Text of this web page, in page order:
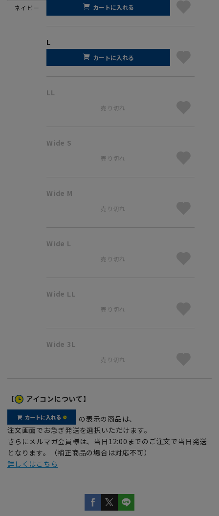
ネイビー カートに入れる
L
カートに入れる
LL
売り切れ
Wide S
売り切れ
Wide M
売り切れ
Wide L
売り切れ
Wide LL
売り切れ
Wide 3L
売り切れ
【 アイコンについて】
の表示の商品は、
注文画面でお急ぎ発送を選択いただけます。
さらにメルマガ会員様は、当日12:00までのご注文で当日発送
となります。（補正商品の場合は対応不可）
詳しくはこちら